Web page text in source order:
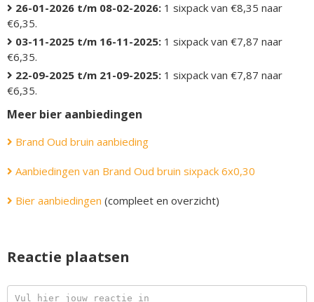
26-01-2026 t/m 08-02-2026: 1 sixpack van €8,35 naar
€6,35.
03-11-2025 t/m 16-11-2025: 1 sixpack van €7,87 naar
€6,35.
22-09-2025 t/m 21-09-2025: 1 sixpack van €7,87 naar
€6,35.
Meer bier aanbiedingen
Brand Oud bruin aanbieding
Aanbiedingen van Brand Oud bruin sixpack 6x0,30
Bier aanbiedingen (compleet en overzicht)
Reactie plaatsen